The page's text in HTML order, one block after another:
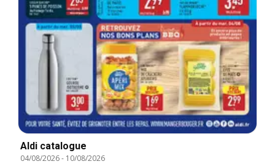
Aldi catalogue
04/08/2026- 10/08/2026